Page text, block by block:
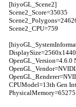
[hiyoGL_Scene2]
Scene2_Score=35035
Scene2_CPU=759
DisplaySize=2560x1440
OpenGL_Version=4.6.0
CPUModel=13th Gen
PhysicalMemory=65275